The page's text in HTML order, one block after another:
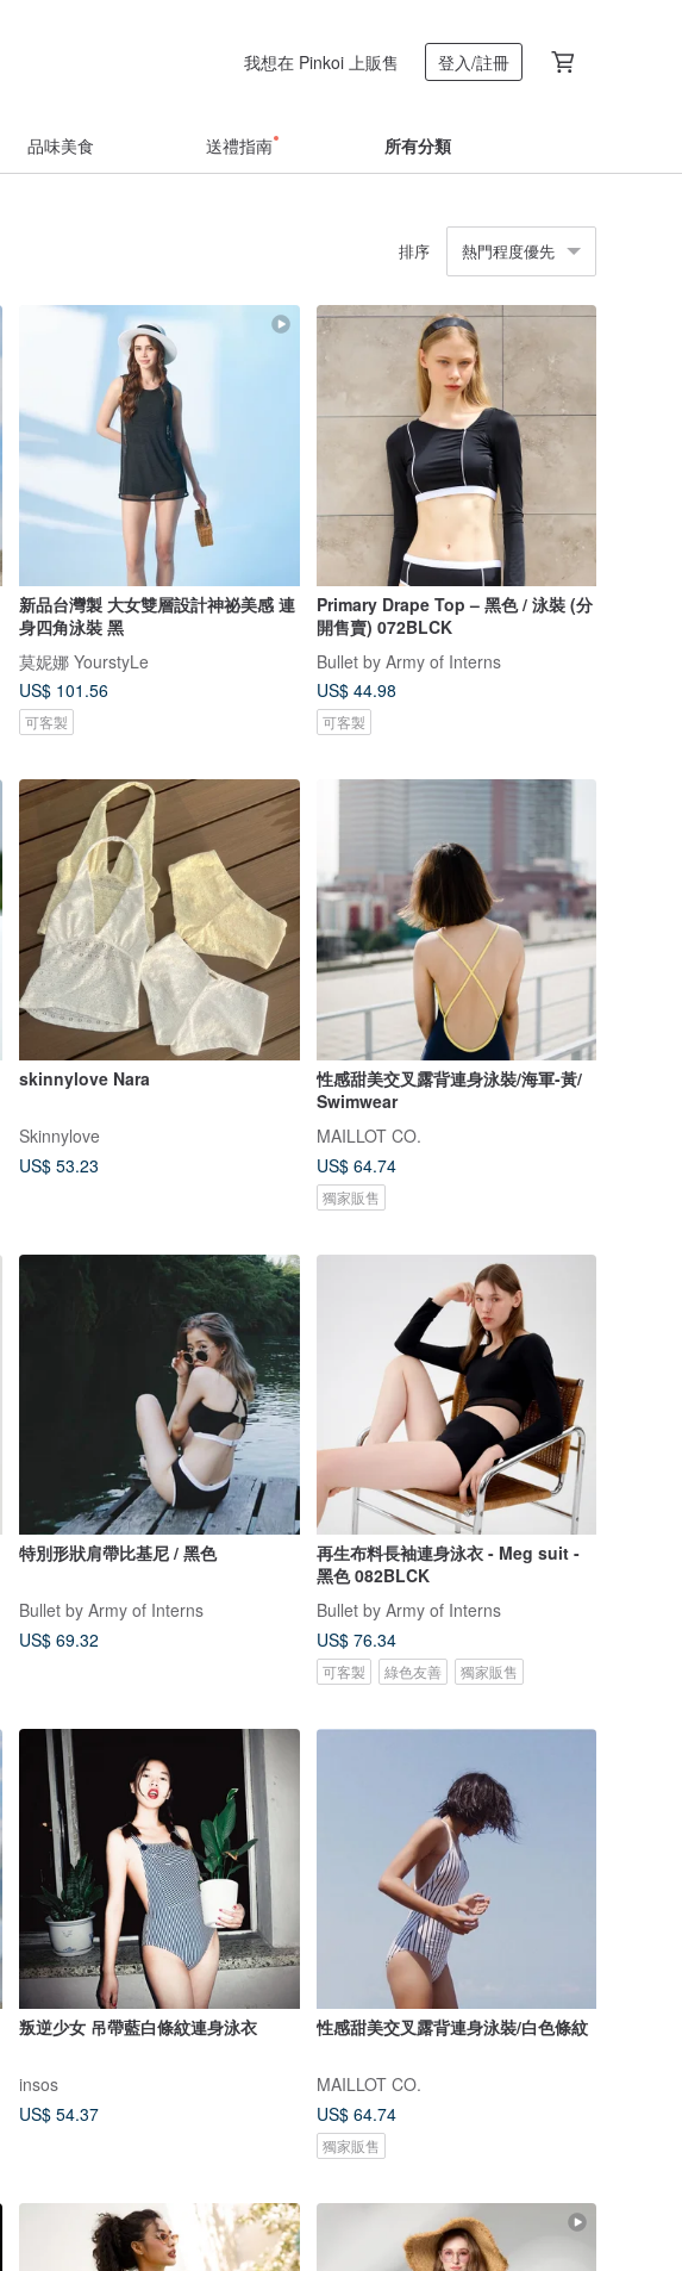
我想在 Pinkoi 上販售 登入/註冊
品味美食 送禮指南 所有分類
排序 熱門程度優先
新品台灣製 大女雙層設計神祕美感 連
身四角泳裝 黑
莫妮娜 YourstyLe
US$ 101.56
可客製
Primary Drape Top – 黑色 / 泳裝 (分
開售賣) 072BLCK
Bullet by Army of Interns
US$ 44.98
可客製
skinnylove Nara
Skinnylove
US$ 53.23
性感甜美交叉露背連身泳裝/海軍-黃/
Swimwear
MAILLOT CO.
US$ 64.74
獨家販售
特別形狀肩帶比基尼 / 黑色
Bullet by Army of Interns
US$ 69.32
再生布料長袖連身泳衣 - Meg suit -
黑色 082BLCK
Bullet by Army of Interns
US$ 76.34
可客製 綠色友善 獨家販售
叛逆少女 吊帶藍白條紋連身泳衣
insos
US$ 54.37
性感甜美交叉露背連身泳裝/白色條紋
MAILLOT CO.
US$ 64.74
獨家販售